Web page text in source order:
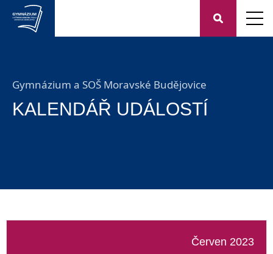
Gymnázium a SOŠ Moravské Budějovice
KALENDÁŘ UDÁLOSTÍ
Červen 2023